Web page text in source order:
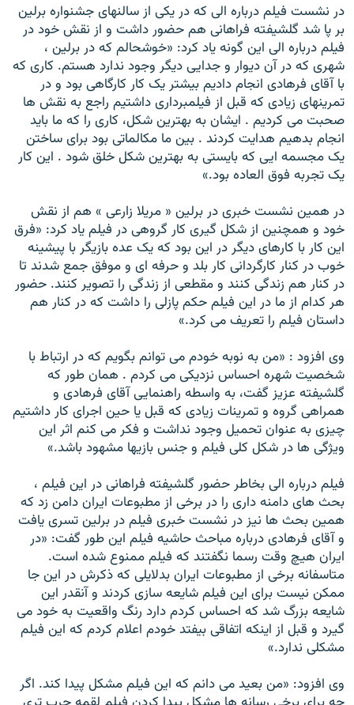
در نشست فیلم درباره الی که در یکی از سالنهای جشنواره برلین
بر پا شد گلشیفته فراهانی هم حضور داشت و از نقش خود در
فیلم درباره الی این گونه یاد کرد: «خوشحالم که در برلین ،
شهری که در آن دیوار و جدایی دیگر وجود ندارد هستم. کاری که
با آقای فرهادی انجام دادیم بیشتر یک کار کارگاهی بود و در
تمرینهای زیادی که قبل از فیلمبرداری داشتیم راجع به نقش ها
صحبت می کردیم . ایشان به بهترین شکل، کاری را که ما باید
انجام بدهیم هدایت کردند . بین ما مکالماتی بود برای ساختن
یک مجسمه ایی که بایستی به بهترین شکل خلق شود . این کار
یک تجربه فوق العاده بود.»
در همین نشست خبری در برلین « مریلا زارعی » هم از نقش
خود و همچنین از شکل گیری کار گروهی در فیلم یاد کرد: «فرق
این کار با کارهای دیگر در این بود که یک عده بازیگر با پیشینه
خوب در کنار کارگردانی کار بلد و حرفه ای و موفق جمع شدند تا
در کنار هم زندگی کنند و مقطعی از زندگی را تصویر کنند. حضور
هر کدام از ما در این فیلم حکم پازلی را داشت که در کنار هم
داستان فیلم را تعریف می کرد.»
وی افزود : «من به نوبه خودم می توانم بگویم که در ارتباط با
شخصیت شهره احساس نزدیکی می کردم . همان طور که
گلشیفته عزیز گفت، به واسطه راهنمایی آقای فرهادی و
همراهی گروه و تمرینات زیادی که قبل یا حین اجرای کار داشتیم
چیزی به عنوان تحمیل وجود نداشت و فکر می کنم اثر این
ویژگی ها در شکل کلی فیلم و جنس بازیها مشهود باشد.»
فیلم درباره الی بخاطر حضور گلشیفته فراهانی در این فیلم ،
بحث های دامنه داری را در برخی از مطبوعات ایران دامن زد که
همین بحث ها نیز در نشست خبری فیلم در برلین تسری یافت
و آقای فرهادی درباره مباحث حاشیه فیلم این طور گفت: «در
ایران هیچ وقت رسما نگفتند که فیلم ممنوع شده است.
متاسفانه برخی از مطبوعات ایران بدلایلی که ذکرش در این جا
ممکن نیست برای این فیلم شایعه سازی کردند و آنقدر این
شایعه بزرگ شد که احساس کردم دارد رنگ واقعیت به خود می
گیرد و قبل از اینکه اتفاقی بیفتد خودم اعلام کردم که این فیلم
مشکلی ندارد.»
وی افزود: «من بعید می دانم که این فیلم مشکل پیدا کند. اگر